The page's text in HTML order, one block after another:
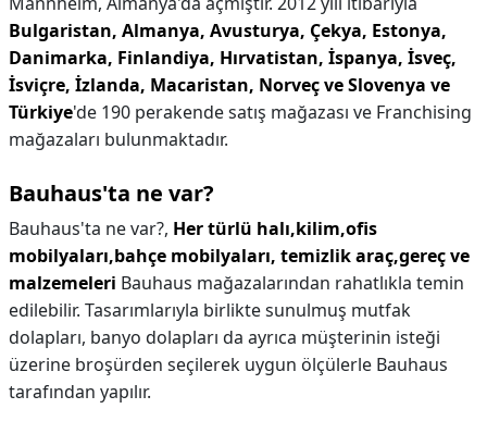
Bulgaristan, Almanya, Avusturya, Çekya, Estonya,
Danimarka, Finlandiya, Hırvatistan, İspanya, İsveç,
İsviçre, İzlanda, Macaristan, Norveç ve Slovenya ve
Türkiye'de 190 perakende satış mağazası ve Franchising
mağazaları bulunmaktadır.
Bauhaus'ta ne var?
Bauhaus'ta ne var?, Her türlü halı,kilim,ofis
mobilyaları,bahçe mobilyaları, temizlik araç,gereç ve
malzemeleri Bauhaus mağazalarından rahatlıkla temin
edilebilir. Tasarımlarıyla birlikte sunulmuş mutfak
dolapları, banyo dolapları da ayrıca müşterinin isteği
üzerine broşürden seçilerek uygun ölçülerle Bauhaus
tarafından yapılır.